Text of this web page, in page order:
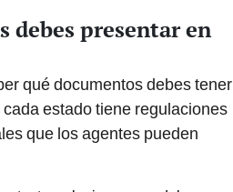
debes presentar en
qué documentos debes tener
estado tiene regulaciones
que los agentes pueden